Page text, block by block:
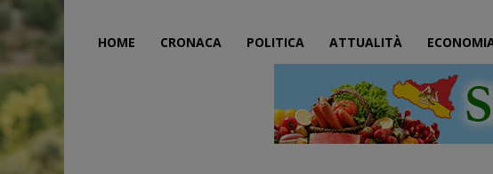
HOME CRONACA POLITICA ATTUALITÀ